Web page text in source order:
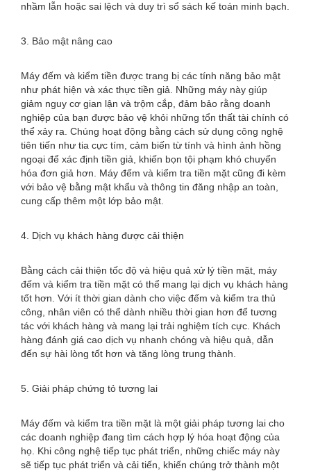
nhầm lẫn hoặc sai lệch và duy trì sổ sách kế toán minh bạch.
3. Bảo mật nâng cao
Máy đếm và kiểm tiền được trang bị các tính năng bảo mật
như phát hiện và xác thực tiền giả. Những máy này giúp
giảm nguy cơ gian lận và trộm cắp, đảm bảo rằng doanh
nghiệp của bạn được bảo vệ khỏi những tổn thất tài chính có
thể xảy ra. Chúng hoạt động bằng cách sử dụng công nghệ
tiên tiến như tia cực tím, cảm biến từ tính và hình ảnh hồng
ngoại để xác định tiền giả, khiến bọn tội phạm khó chuyển
hóa đơn giả hơn. Máy đếm và kiểm tra tiền mặt cũng đi kèm
với bảo vệ bằng mật khẩu và thông tin đăng nhập an toàn,
cung cấp thêm một lớp bảo mật.
4. Dịch vụ khách hàng được cải thiện
Bằng cách cải thiện tốc độ và hiệu quả xử lý tiền mặt, máy
đếm và kiểm tra tiền mặt có thể mang lại dịch vụ khách hàng
tốt hơn. Với ít thời gian dành cho việc đếm và kiểm tra thủ
công, nhân viên có thể dành nhiều thời gian hơn để tương
tác với khách hàng và mang lại trải nghiệm tích cực. Khách
hàng đánh giá cao dịch vụ nhanh chóng và hiệu quả, dẫn
đến sự hài lòng tốt hơn và tăng lòng trung thành.
5. Giải pháp chứng tỏ tương lai
Máy đếm và kiểm tra tiền mặt là một giải pháp tương lai cho
các doanh nghiệp đang tìm cách hợp lý hóa hoạt động của
họ. Khi công nghệ tiếp tục phát triển, những chiếc máy này
sẽ tiếp tục phát triển và cải tiến, khiến chúng trở thành một